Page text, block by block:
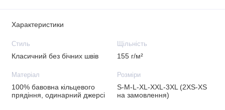
Характеристики
Стиль
Класичний без бічних швів
Щільність
155 г/м²
Матеріал
100% бавовна кільцевого
прядіння, одинарний джерсі
Розміри
S-M-L-XL-XXL-3XL (2XS-XS
на замовлення)